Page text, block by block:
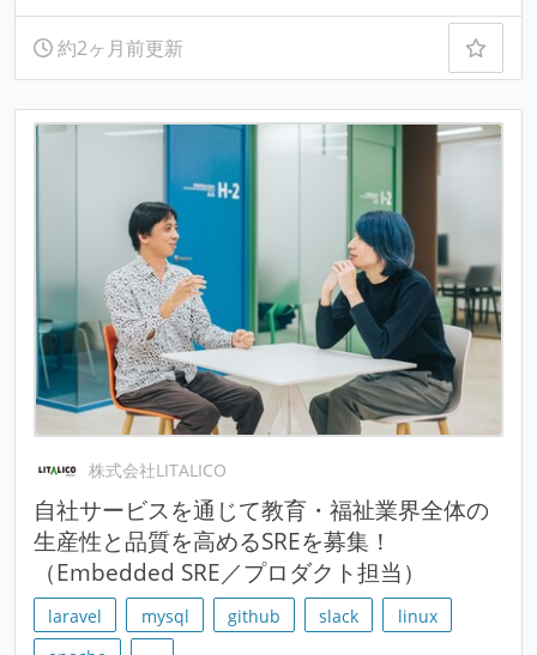
約2ヶ月前更新
株式会社LITALICO
自社サービスを通じて教育・福祉業界全体の
生産性と品質を高めるSREを募集！
（Embedded SRE／プロダクト担当）
laravel mysql github slack
linux